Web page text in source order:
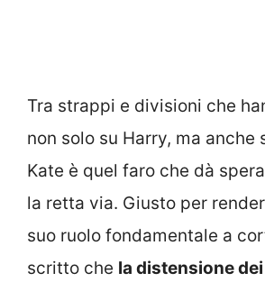
Tra strappi e divisioni che
non solo su Harry, ma anche
Kate è quel faro che dà
la retta via. Giusto per
suo ruolo fondamentale a
scritto che la distensione